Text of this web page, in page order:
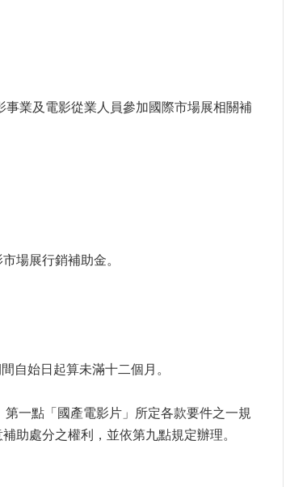
業及電影從業人員參加國際市場展相關補
場展行銷補助金。
自始日起算未滿十二個月。
一點「國產電影片」所定各款要件之一規
助處分之權利，並依第九點規定辦理。